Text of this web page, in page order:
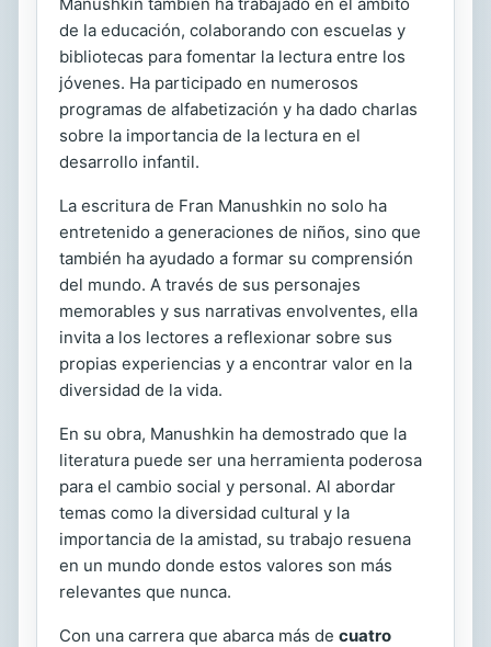
de la educación, colaborando con escuelas y
bibliotecas para fomentar la lectura entre los
jóvenes. Ha participado en numerosos
programas de alfabetización y ha dado charlas
sobre la importancia de la lectura en el
desarrollo infantil.
La escritura de Fran Manushkin no solo ha
entretenido a generaciones de niños, sino que
también ha ayudado a formar su comprensión
del mundo. A través de sus personajes
memorables y sus narrativas envolventes, ella
invita a los lectores a reflexionar sobre sus
propias experiencias y a encontrar valor en la
diversidad de la vida.
En su obra, Manushkin ha demostrado que la
literatura puede ser una herramienta poderosa
para el cambio social y personal. Al abordar
temas como la diversidad cultural y la
importancia de la amistad, su trabajo resuena
en un mundo donde estos valores son más
relevantes que nunca.
Con una carrera que abarca más de cuatro